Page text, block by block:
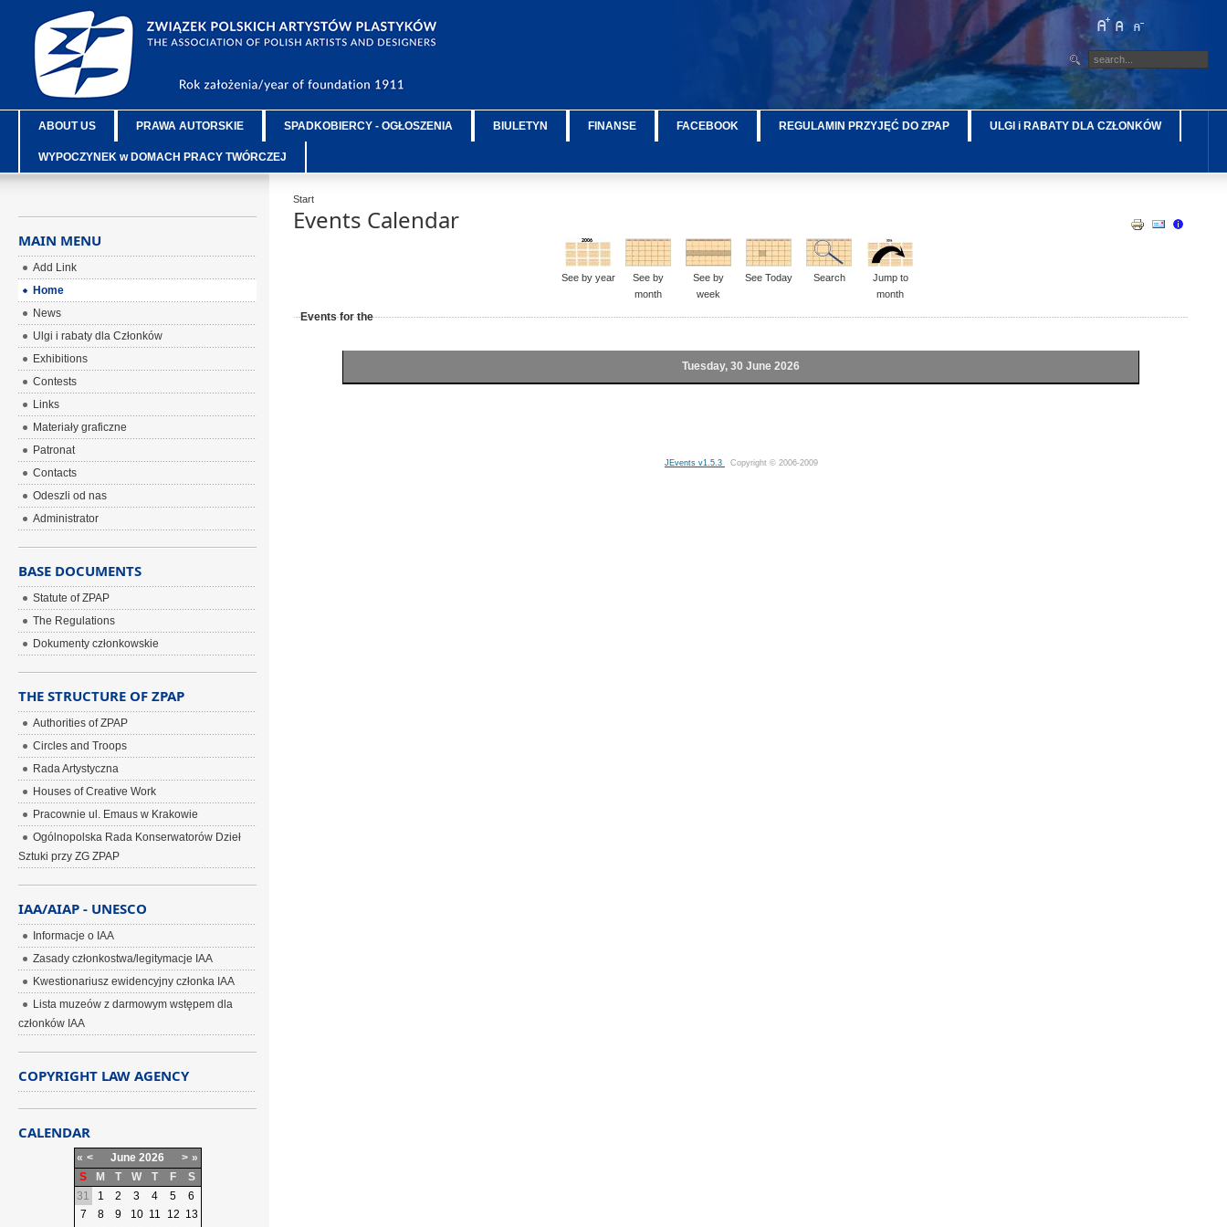
ABOUT US PRAWA AUTORSKIE SPADKOBIERCY - OGŁOSZENIA BIULETYN FINANSE FACEBOOK REGULAMIN PRZYJĘĆ DO ZPAP ULGI i RABATY DLA CZŁONKÓW
WYPOCZYNEK w DOMACH PRACY TWÓRCZEJ
Start
Events Calendar
See by year
See by
month
See by
week
See Today Search
Jump to
month
Events for the
Tuesday, 30 June 2026
JEvents v1.5.3 Copyright © 2006-2009
MAIN MENU
Add Link
Home
News
Ulgi i rabaty dla Członków
Exhibitions
Contests
Links
Materiały graficzne
Patronat
Contacts
Odeszli od nas
Administrator
BASE DOCUMENTS
Statute of ZPAP
The Regulations
Dokumenty członkowskie
THE STRUCTURE OF ZPAP
Authorities of ZPAP
Circles and Troops
Rada Artystyczna
Houses of Creative Work
Pracownie ul. Emaus w Krakowie
Ogólnopolska Rada Konserwatorów Dzieł
Sztuki przy ZG ZPAP
IAA/AIAP - UNESCO
Informacje o IAA
Zasady członkostwa/legitymacje IAA
Kwestionariusz ewidencyjny członka IAA
Lista muzeów z darmowym wstępem dla
członków IAA
COPYRIGHT LAW AGENCY
CALENDAR
« < June 2026 > »
S
M T W T F
S
31
1 2 3 4 5
6
7
8 9 10 11 12 13